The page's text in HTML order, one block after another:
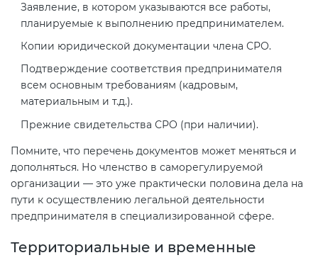
Заявление, в котором указываются все работы,
планируемые к выполнению предпринимателем.
Копии юридической документации члена СРО.
Подтверждение соответствия предпринимателя
всем основным требованиям (кадровым,
материальным и т.д.).
Прежние свидетельства СРО (при наличии).
Помните, что перечень документов может меняться и
дополняться. Но членство в саморегулируемой
организации — это уже практически половина дела на
пути к осуществлению легальной деятельности
предпринимателя в специализированной сфере.
Территориальные и временные